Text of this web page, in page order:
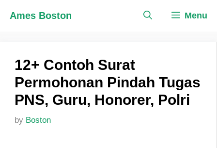
Ames Boston Menu
12+ Contoh Surat
Permohonan Pindah Tugas
PNS, Guru, Honorer, Polri
by Boston